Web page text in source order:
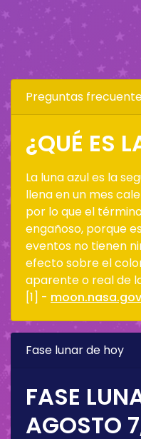
Preguntas
¿QUÉ ES
La luna azul es la
llena en un mes
por lo que el
engañoso, porque
eventos no tienen
efecto sobre el
aparente o real de
[1] - moon.nasa.gov
Fase lunar de hoy
FASE
AGOSTO